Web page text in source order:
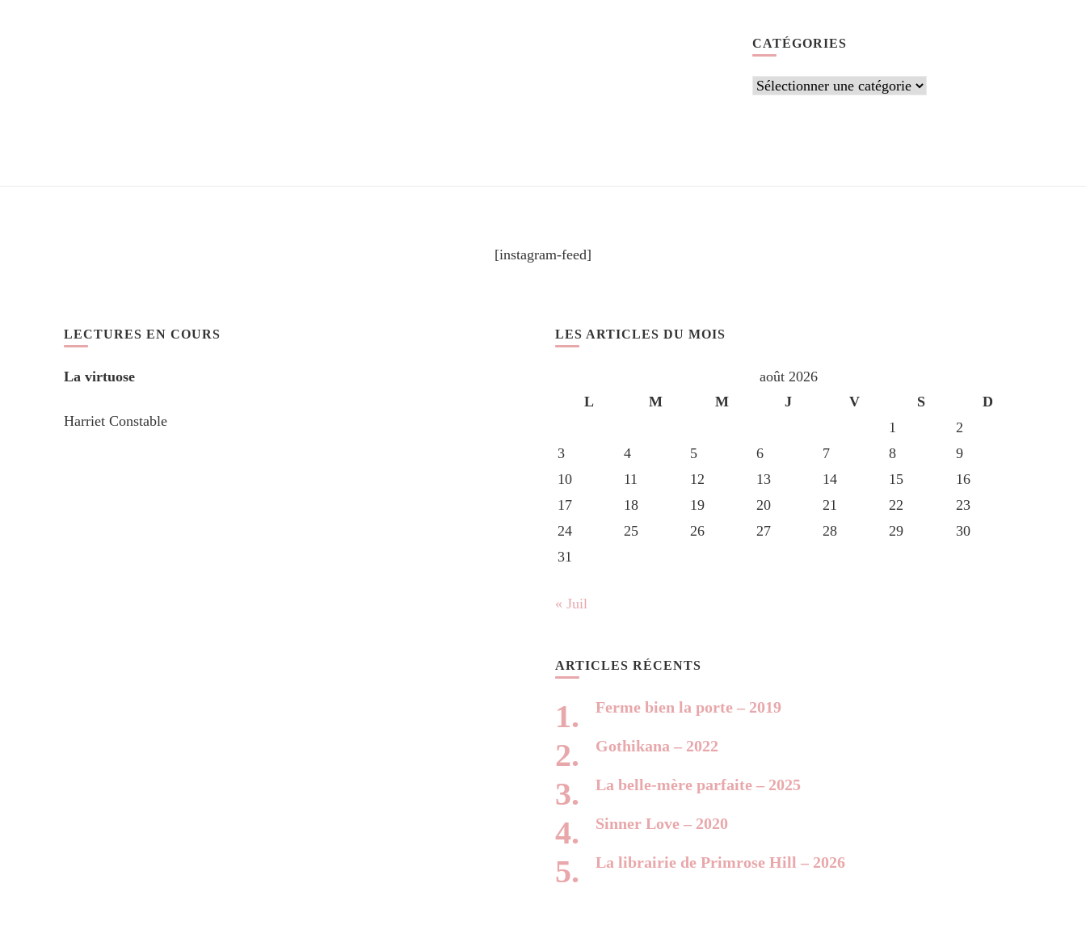
CATÉGORIES
Catégories
[instagram-feed]
LECTURES EN COURS
La virtuose
Harriet Constable
LES ARTICLES DU MOIS
août 2026
L
M M J V S
D
1
2
3
4 5 6 7 8
9
10
11 12 13 14 15
16
17
18 19 20 21 22
23
24
25 26 27 28 29
30
31
« Juil
ARTICLES RÉCENTS
Ferme bien la porte – 2019
Gothikana – 2022
La belle-mère parfaite – 2025
Sinner Love – 2020
La librairie de Primrose Hill – 2026